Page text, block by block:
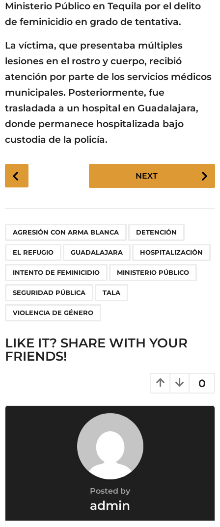
Ministerio Público en Tequila por el delito
de feminicidio en grado de tentativa.
La víctima, que presentaba múltiples
lesiones en el rostro y cuerpo, recibió
atención por parte de los servicios médicos
municipales. Posteriormente, fue
trasladada a un hospital en Guadalajara,
donde permanece hospitalizada bajo
custodia de la policía.
P
o
n
NEXT
AGRESIÓN CON ARMA BLANCA DETENCIÓN
EL REFUGIO GUADALAJARA HOSPITALIZACIÓN
INTENTO DE FEMINICIDIO MINISTERIO PÚBLICO
SEGURIDAD PÚBLICA TALA
VIOLENCIA DE GÉNERO
LIKE IT? SHARE WITH YOUR
FRIENDS!
0
Posted by
admin